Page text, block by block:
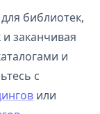
библиотек,
заканчивая
и
с
или